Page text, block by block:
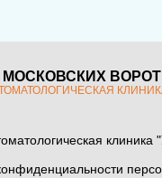
МОСКОВСКИХ ВОРОТ
клиника